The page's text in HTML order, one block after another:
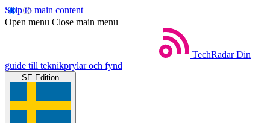
Skip to main content
Open menu Close main menu
TechRadar Din
guide till teknikprylar och fynd
SE Edition